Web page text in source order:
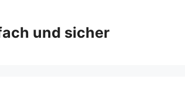
und sicher